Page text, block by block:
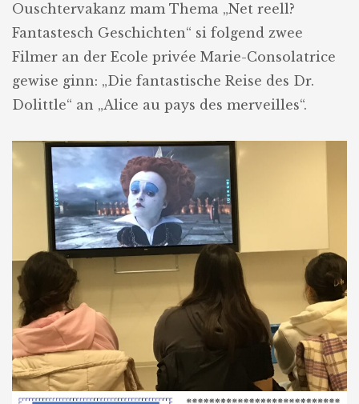
Ouschtervakanz mam Thema „Net reell?
Fantastesch Geschichten“ si folgend zwee
Filmer an der Ecole privée Marie-Consolatrice
gewise ginn: „Die fantastische Reise des Dr.
Dolittle“ an „Alice au pays des merveilles“.